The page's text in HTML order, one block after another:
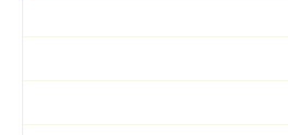
الاجتماعية في محافظة الشمال...
: قدمنا مساعدات للمتضررين من...